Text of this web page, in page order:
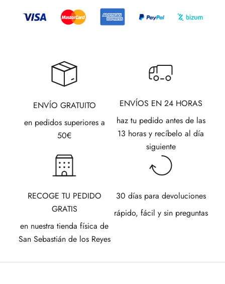
ENVÍO GRATUITO
en pedidos superiores a
50€
ENVÍOS EN 24 HORAS
haz tu pedido antes de las
13 horas y recíbelo al día
siguiente
RECOGE TU PEDIDO
GRATIS
en nuestra tienda física de
San Sebastián de los Reyes
30 días para devoluciones
rápido, fácil y sin preguntas